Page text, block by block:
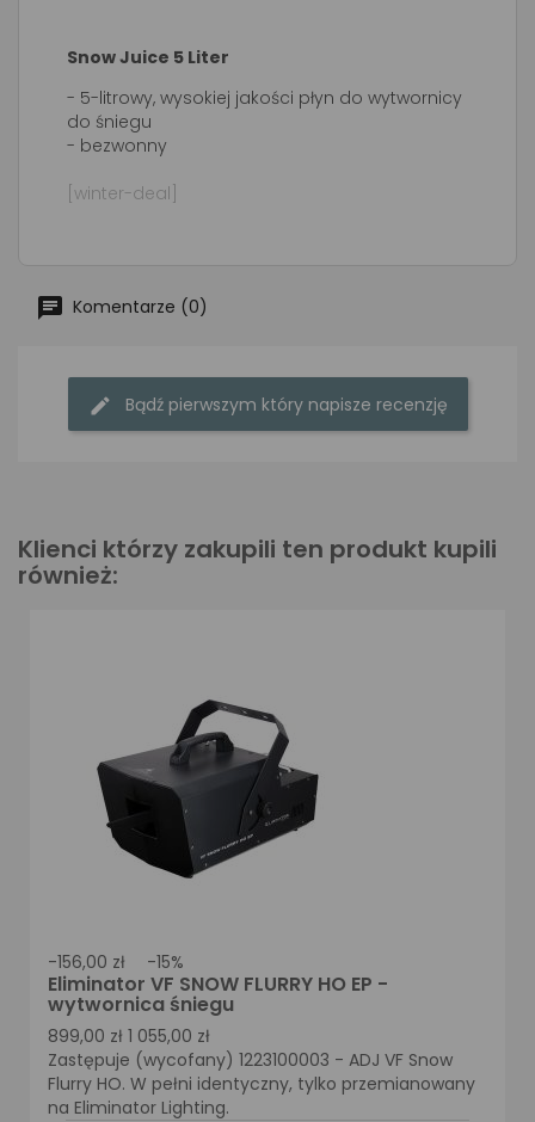
Snow Juice 5 Liter
- 5-litrowy, wysokiej jakości płyn do wytwornicy
do śniegu
- bezwonny
[winter-deal]
Komentarze (0)
Bądź pierwszym który napisze recenzję
Klienci którzy zakupili ten produkt kupili
również:
-156,00 zł -15%
Eliminator VF SNOW FLURRY HO EP -
wytwornica śniegu
899,00 zł 1 055,00 zł
Zastępuje (wycofany) 1223100003 - ADJ VF Snow
Flurry HO. W pełni identyczny, tylko przemianowany
na Eliminator Lighting.